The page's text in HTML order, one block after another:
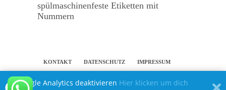
spülmaschinenfeste Etiketten mit
Nummern
KONTAKT DATENSCHUTZ IMPRESSUM
PERSÖNLICHE ETIKETTEN UND
Google Analytics deaktivieren Hier klicken um dich